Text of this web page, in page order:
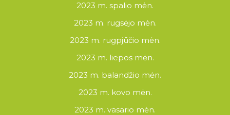
2023 m. spalio mėn.
2023 m. rugsėjo mėn.
2023 m. rugpjūčio mėn.
2023 m. liepos mėn.
2023 m. balandžio mėn.
2023 m. kovo mėn.
2023 m. vasario mėn.